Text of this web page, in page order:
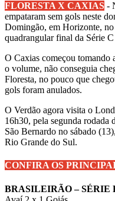
FLORESTA X CAXIAS -
empataram sem gols neste
Domingão, em Horizonte,
quadrangular final da Série
O Caxias começou tomando
o volume, não conseguia
Floresta, no pouco que
gols foram anulados.
O Verdão agora visita o
16h30, pela segunda rodada
São Bernardo no sábado
Rio Grande do Sul.
CONFIRA OS
BRASILEIRÃO – SÉRIE